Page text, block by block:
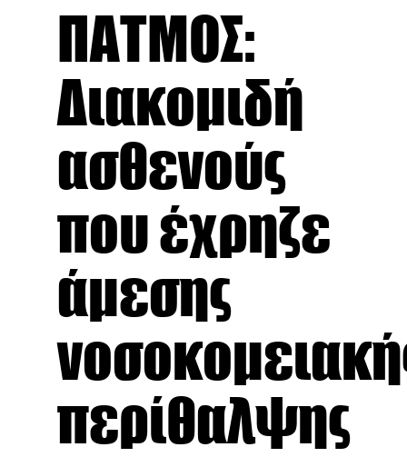
ΠΑΤΜΟΣ:
Διακομιδή
ασθενούς
που έχρηζε
άμεσης
περίθαλψης